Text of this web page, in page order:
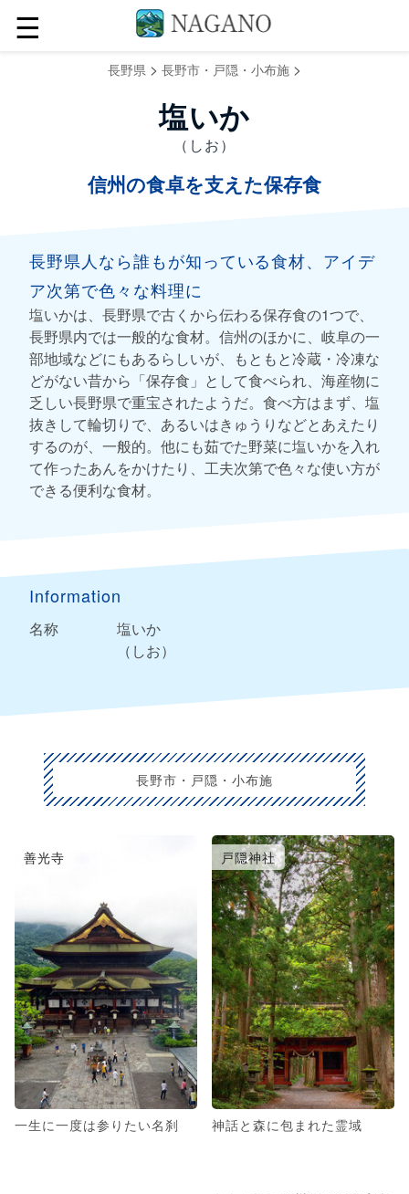
☰
長野県 > 長野市・戸隠・小布施 >
塩いか
（しお）
信州の食卓を支えた保存食
長野県人なら誰もが知っている食材、アイデ
ア次第で色々な料理に
塩いかは、長野県で古くから伝わる保存食の1つで、
長野県内では一般的な食材。信州のほかに、岐阜の一
部地域などにもあるらしいが、もともと冷蔵・冷凍な
どがない昔から「保存食」として食べられ、海産物に
乏しい長野県で重宝されたようだ。食べ方はまず、塩
抜きして輪切りで、あるいはきゅうりなどとあえたり
するのが、一般的。他にも茹でた野菜に塩いかを入れ
て作ったあんをかけたり、工夫次第で色々な使い方が
できる便利な食材。
Information
名称
塩いか
（しお）
長野市・戸隠・小布施
善光寺
一生に一度は参りたい名刹
戸隠神社
神話と森に包まれた霊域